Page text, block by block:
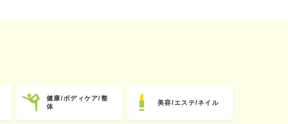
健康/ボディケア/整
体
美容/エステ/ネイル